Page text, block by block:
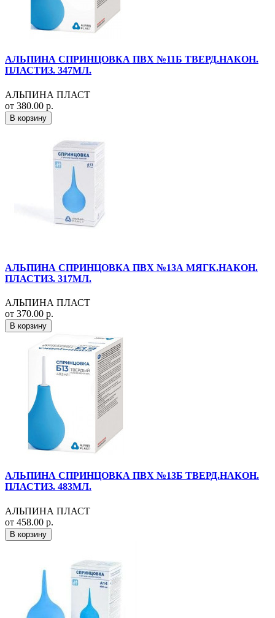
АЛЬПИНА СПРИНЦОВКА ПВХ №11Б ТВЕРД.НАКОН.
ПЛАСТИЗ. 347МЛ.
АЛЬПИНА ПЛАСТ
от 380.00 р.
В корзину
АЛЬПИНА СПРИНЦОВКА ПВХ №13А МЯГК.НАКОН.
ПЛАСТИЗ. 317МЛ.
АЛЬПИНА ПЛАСТ
от 370.00 р.
В корзину
АЛЬПИНА СПРИНЦОВКА ПВХ №13Б ТВЕРД.НАКОН.
ПЛАСТИЗ. 483МЛ.
АЛЬПИНА ПЛАСТ
от 458.00 р.
В корзину